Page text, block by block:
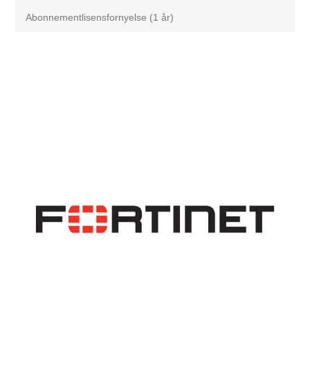
Abonnementlisensfornyelse (1 år)